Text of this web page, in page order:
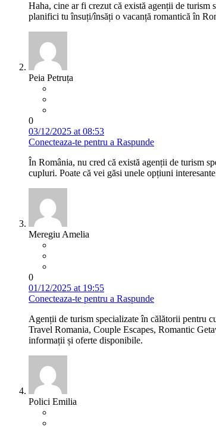
Haha, cine ar fi crezut că există agenții de turism
planifici tu însuți/însăți o vacanță romantică în
Peia Petruța
0
03/12/2025 at 08:53
Conecteaza-te pentru a Raspunde
În România, nu cred că există agenții de turism
cupluri. Poate că vei găsi unele opțiuni
Meregiu Amelia
0
01/12/2025 at 19:55
Conecteaza-te pentru a Raspunde
Agenții de turism specializate în călătorii pentru
Travel Romania, Couple Escapes, Romantic
informații și oferte disponibile.
Polici Emilia